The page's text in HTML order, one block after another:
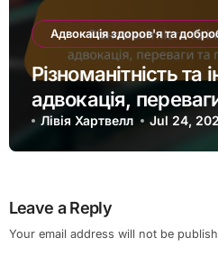
Адвокація здоров'я та
Різноманітність та
адвокація,
громади
Лівія Хартвелл Jul 24,
Leave a Reply
Your email address will not be